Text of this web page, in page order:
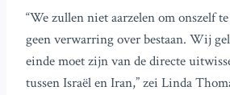
“We zullen niet aarzelen om onszelf
geen verwarring over bestaan. Wij
einde moet zijn van de directe
tussen Israël en Iran,” zei Linda